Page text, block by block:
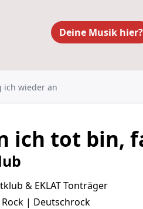
Deine Musik hier?
ich wieder an
ich tot bin,
& EKLAT Tonträger
Rock | Deutschrock